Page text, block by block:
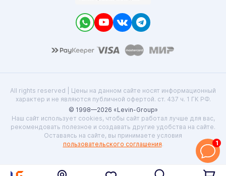
All rights reserved | Цены на данном сайте носят информационный
характер и не являются публичной офертой. ст. 437 ч. 1 ГК РФ.
© 1998—2026 «Levin-Group»
Наш сайт использует cookies, чтобы сайт работал лучше для вас,
рекомендовать полезное и создавать другие удобства на сайте.
Оставаясь на сайте, вы принимаете условия
пользовательского соглашения. 1